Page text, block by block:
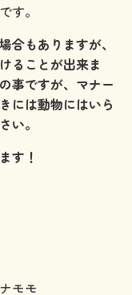
。
合もありますが、
ることが出来ま
事ですが、マナー
には動物にはいら
い。
す！
モモ